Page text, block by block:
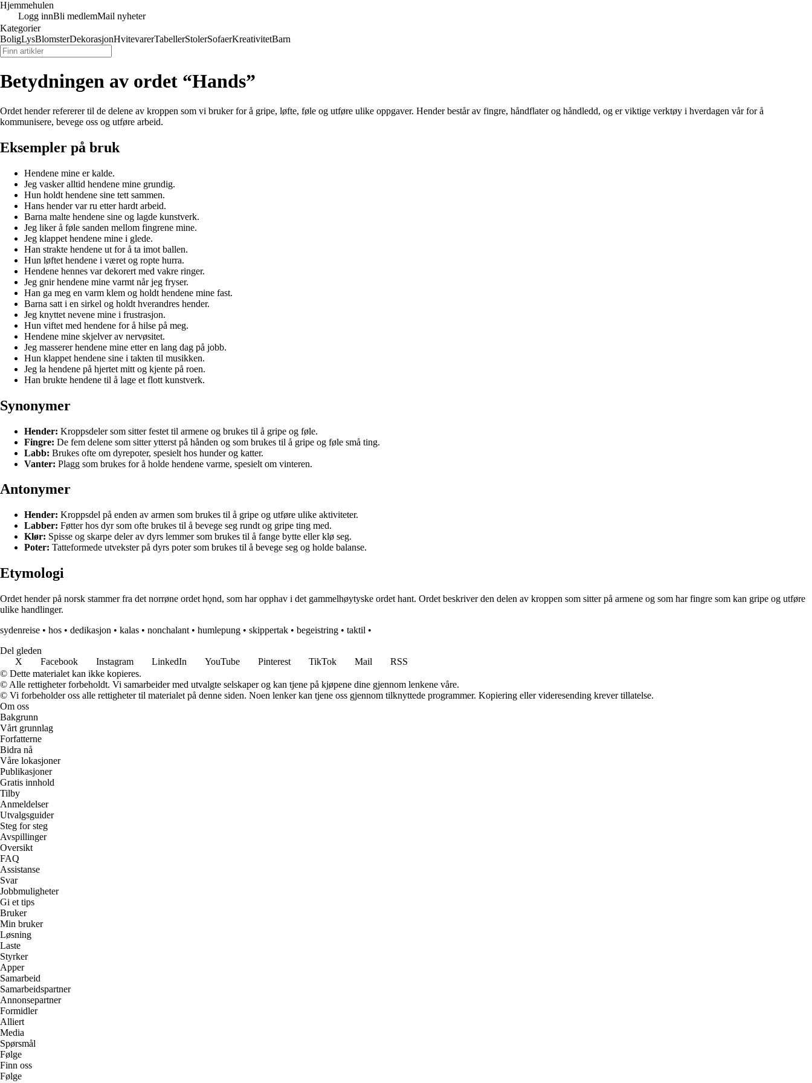
Hjemmehulen
Logg innBli medlemMail nyheter
Kategorier
BoligLysBlomsterDekorasjonHvitevarerTabellerStolerSofaerKreativitetBarn
Betydningen av ordet “Hands”
Ordet hender refererer til de delene av kroppen som vi bruker for å gripe, løfte, føle og utføre ulike oppgaver. Hender består av fingre, håndflater og håndledd, og er viktige verktøy i hverdagen vår for å
kommunisere, bevege oss og utføre arbeid.
Eksempler på bruk
Hendene mine er kalde.
Jeg vasker alltid hendene mine grundig.
Hun holdt hendene sine tett sammen.
Hans hender var ru etter hardt arbeid.
Barna malte hendene sine og lagde kunstverk.
Jeg liker å føle sanden mellom fingrene mine.
Jeg klappet hendene mine i glede.
Han strakte hendene ut for å ta imot ballen.
Hun løftet hendene i været og ropte hurra.
Hendene hennes var dekorert med vakre ringer.
Jeg gnir hendene mine varmt når jeg fryser.
Han ga meg en varm klem og holdt hendene mine fast.
Barna satt i en sirkel og holdt hverandres hender.
Jeg knyttet nevene mine i frustrasjon.
Hun viftet med hendene for å hilse på meg.
Hendene mine skjelver av nervøsitet.
Jeg masserer hendene mine etter en lang dag på jobb.
Hun klappet hendene sine i takten til musikken.
Jeg la hendene på hjertet mitt og kjente på roen.
Han brukte hendene til å lage et flott kunstverk.
Synonymer
Hender: Kroppsdeler som sitter festet til armene og brukes til å gripe og føle.
Fingre: De fem delene som sitter ytterst på hånden og som brukes til å gripe og føle små ting.
Labb: Brukes ofte om dyrepoter, spesielt hos hunder og katter.
Vanter: Plagg som brukes for å holde hendene varme, spesielt om vinteren.
Antonymer
Hender: Kroppsdel på enden av armen som brukes til å gripe og utføre ulike aktiviteter.
Labber: Føtter hos dyr som ofte brukes til å bevege seg rundt og gripe ting med.
Klør: Spisse og skarpe deler av dyrs lemmer som brukes til å fange bytte eller klø seg.
Poter: Tatteformede utvekster på dyrs poter som brukes til å bevege seg og holde balanse.
Etymologi
Ordet hender på norsk stammer fra det norrøne ordet hǫnd, som har opphav i det gammelhøytyske ordet hant. Ordet beskriver den delen av kroppen som sitter på armene og som har fingre som kan gripe og utføre
ulike handlinger.
sydenreise • hos • dedikasjon • kalas • nonchalant • humlepung • skippertak • begeistring • taktil •
Del gleden
X
Facebook Instagram LinkedIn YouTube Pinterest TikTok Mail
RSS
© Dette materialet kan ikke kopieres.
© Alle rettigheter forbeholdt. Vi samarbeider med utvalgte selskaper og kan tjene på kjøpene dine gjennom lenkene våre.
© Vi forbeholder oss alle rettigheter til materialet på denne siden. Noen lenker kan tjene oss gjennom tilknyttede programmer. Kopiering eller videresending krever tillatelse.
Om oss
Bakgrunn
Vårt grunnlag
Forfatterne
Bidra nå
Våre lokasjoner
Publikasjoner
Gratis innhold
Tilby
Anmeldelser
Utvalgsguider
Steg for steg
Avspillinger
Oversikt
FAQ
Assistanse
Svar
Jobbmuligheter
Gi et tips
Bruker
Min bruker
Løsning
Laste
Styrker
Apper
Samarbeid
Samarbeidspartner
Annonsepartner
Formidler
Alliert
Media
Spørsmål
Følge
Finn oss
Følge